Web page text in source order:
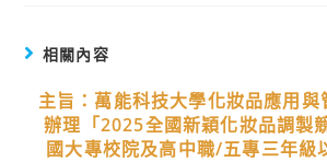
相關內容
主旨：萬能科技大學化妝品應用與
辦理「2025全國新穎化妝品調製
國大專校院及高中職/五專三年級